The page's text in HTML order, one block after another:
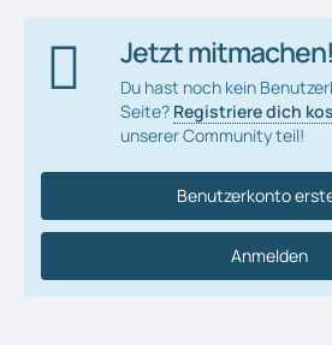
Jetzt mitmachen!
Du hast noch kein
Seite? Registriere dich
unserer Community teil!
Benutzerkonto
Anmelden